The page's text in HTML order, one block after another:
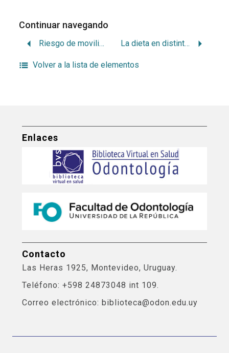
Continuar navegando
Riesgo de movilidad dentaria en el embarazo La dieta en distintos estratos sociales
Volver a la lista de elementos
Enlaces
Contacto
Las Heras 1925, Montevideo, Uruguay.
Teléfono: +598 24873048 int 109.
Correo electrónico: biblioteca@odon.edu.uy